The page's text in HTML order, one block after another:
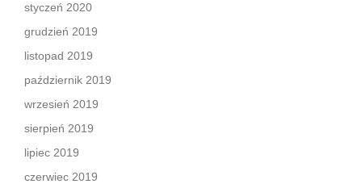
styczeń 2020
grudzień 2019
listopad 2019
październik 2019
wrzesień 2019
sierpień 2019
lipiec 2019
czerwiec 2019